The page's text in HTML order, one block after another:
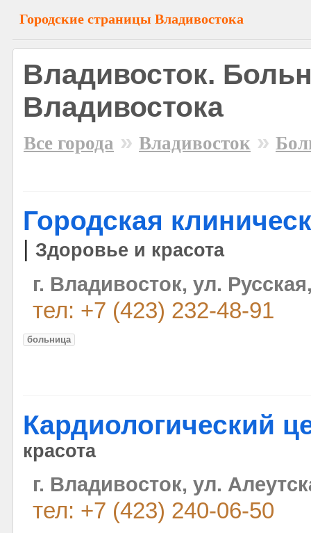
Городские страницы Владивостока
Владивосток.
Владивостока
Все города » Владивосток »
Городская
Здоровье и красота
г. Владивосток, ул.
тел: +7 (423) 232-48-91
больница
Кардиологический
красота
г. Владивосток, ул.
тел: +7 (423) 240-06-50